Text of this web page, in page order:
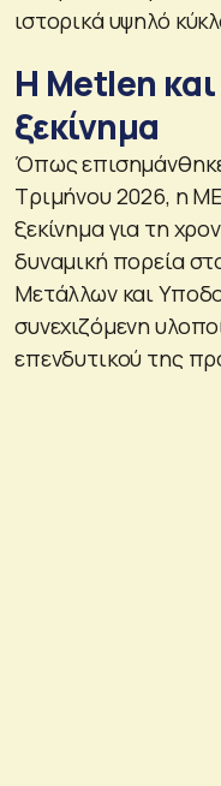
ιστορικά υψηλό
H Metlen
ξεκίνημα
Όπως
Τριμήνου 2026, η
ξεκίνημα για τη
δυναμική πορεία
Μετάλλων και
συνεχιζόμενη
επενδυτικού της